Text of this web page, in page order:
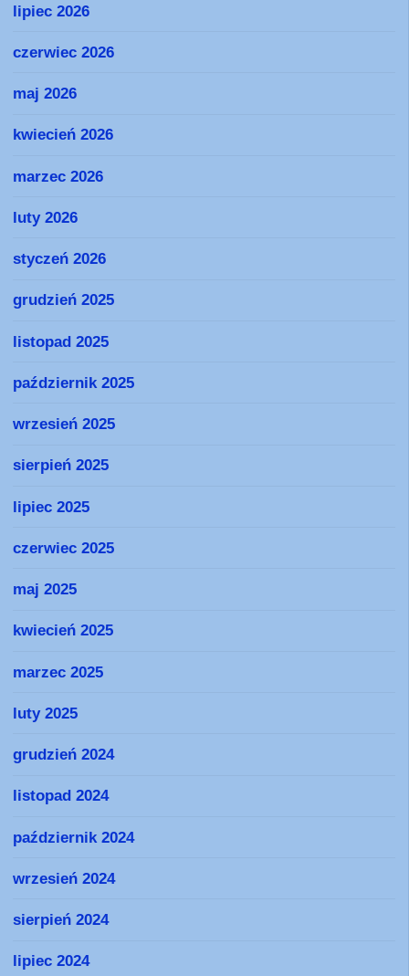
lipiec 2026
czerwiec 2026
maj 2026
kwiecień 2026
marzec 2026
luty 2026
styczeń 2026
grudzień 2025
listopad 2025
październik 2025
wrzesień 2025
sierpień 2025
lipiec 2025
czerwiec 2025
maj 2025
kwiecień 2025
marzec 2025
luty 2025
grudzień 2024
listopad 2024
październik 2024
wrzesień 2024
sierpień 2024
lipiec 2024